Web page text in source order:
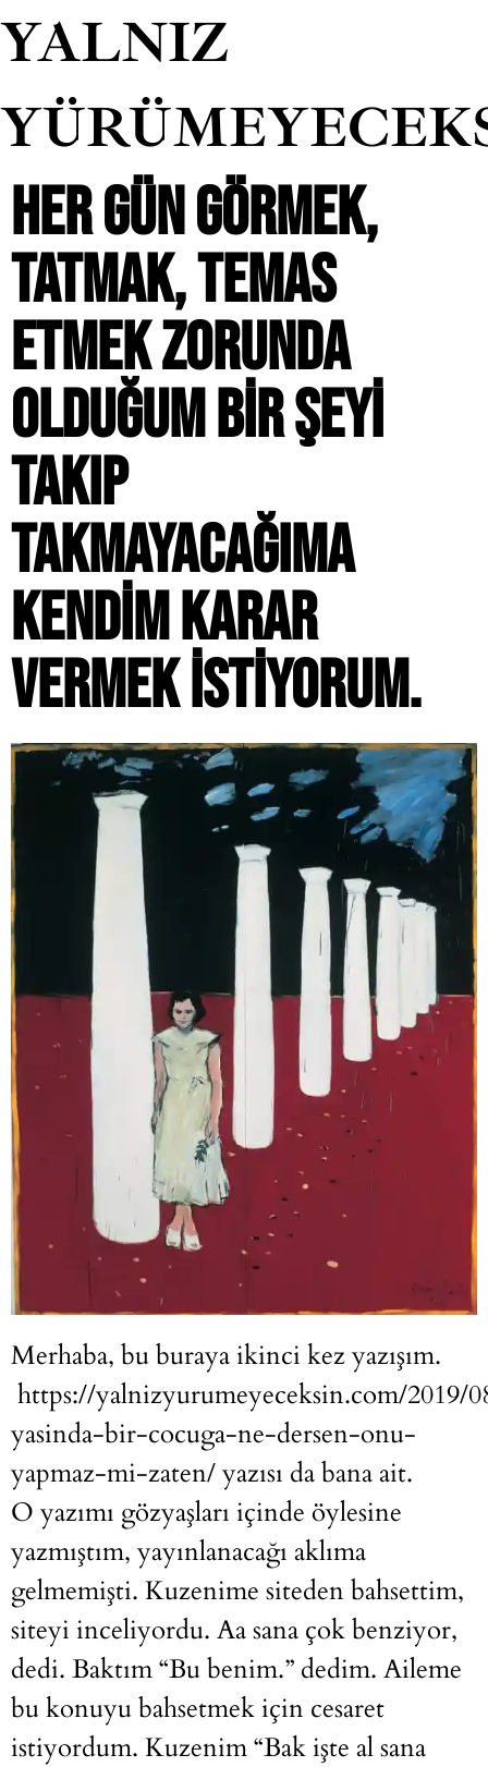
YALNIZ
HER GÜN GÖRMEK,
TATMAK, TEMAS
ETMEK ZORUNDA
OLDUĞUM BIR ŞEYI
TAKIP
TAKMAYACAĞIMA
KENDIM KARAR
VERMEK ISTIYORUM.
Merhaba, bu buraya ikinci kez yazışım.
https://yalnizyurumeyeceksin.com/2019/
yasinda-bir-cocuga-ne-dersen-onu-
yapmaz-mi-zaten/yazısı da bana ait.
O yazımı gözyaşları içinde öylesine
yazmıştım, yayınlanacağı aklıma
gelmemişti. Kuzenime siteden bahsettim,
siteyi inceliyordu. Aa sana çok benziyor,
dedi. Baktım “Bu benim.” dedim. Aileme
bu konuyu bahsetmek için cesaret
istiyordum. Kuzenim “Bak işte al sana